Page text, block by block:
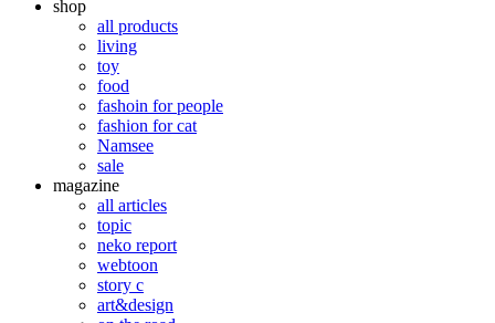
shop
all products
living
toy
food
fashoin for people
fashion for cat
Namsee
sale
magazine
all articles
topic
neko report
webtoon
story c
art&design